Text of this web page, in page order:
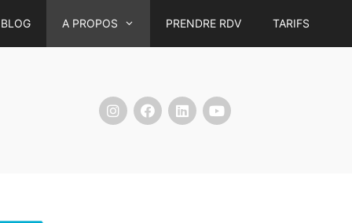
BLOG A PROPOS PRENDRE RDV TARIFS